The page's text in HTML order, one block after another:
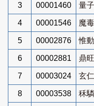
3 00001460 量
4 00001546 魔
5 00002876 惟
6 00002881 鼎
7 00003024 玄
8 00003538 秝